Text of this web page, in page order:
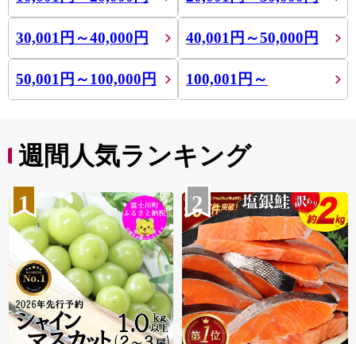
30,001円～40,000円 40,001円～50,000円
50,001円～100,000円 100,001円～
週間人気ランキング
1 2